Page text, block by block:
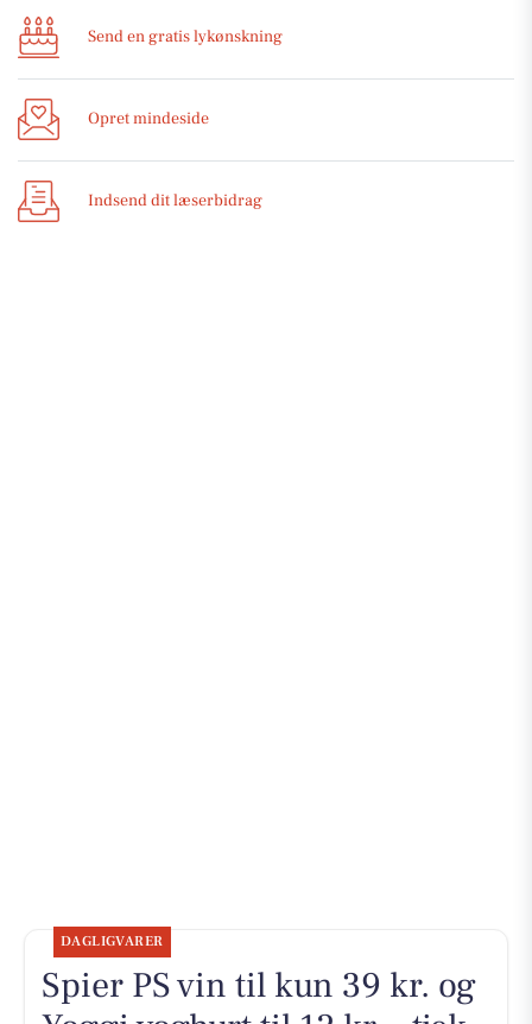
Send en gratis lykønskning
Opret mindeside
Indsend dit læserbidrag
DAGLIGVARER
Spier PS vin til kun 39 kr. og